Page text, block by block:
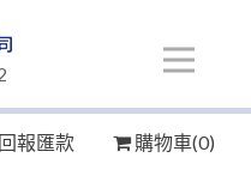
購物車(0)
報匯款